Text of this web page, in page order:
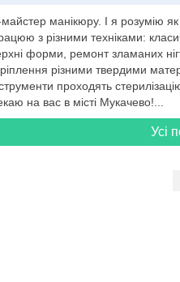
манікюру. І я розумію як
з різними техніками:
форми, ремонт зламаних
різними твердими
проходять
на вас в місті Мукачево!...
Усі